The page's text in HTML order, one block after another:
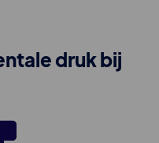
druk bij